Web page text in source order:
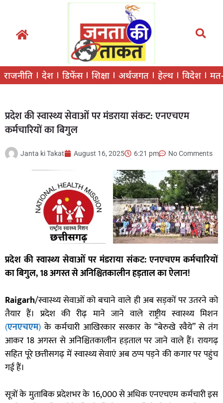
राजनीति देश डिफेंस शिक्षा अर्थजगत हेल्थ विदेश
प्रदेश की स्वास्थ्य सेवाओं पर मंडराया संकट: एनएचएम
कर्मचारियों का बिगुल
Janta ki Takat August 16, 2025 6:21 pm No Comments
प्रदेश की स्वास्थ्य सेवाओं पर मंडराया संकट: एनएचएम कर्मचारियों
का बिगुल, 18 अगस्त से अनिश्चितकालीन हड़ताल का ऐलान!
Raigarh/स्वास्थ्य सेवाओं को बचाने वाले ही अब सड़कों पर उतरने को
तैयार हैं। प्रदेश की रीढ़ माने जाने वाले राष्ट्रीय स्वास्थ्य मिशन
(एनएचएम) के कर्मचारी आखिरकार सरकार के “बेरुखे रवैये” से तंग
आकर 18 अगस्त से अनिश्चितकालीन हड़ताल पर जाने वाले हैं। रायगढ़
सहित पूरे छत्तीसगढ़ में स्वास्थ्य सेवाएं अब ठप्प पड़ने की कगार पर पहुंच
गई हैं।
सूत्रों के मुताबिक प्रदेशभर के 16,000 से अधिक एनएचएम कर्मचारी इस